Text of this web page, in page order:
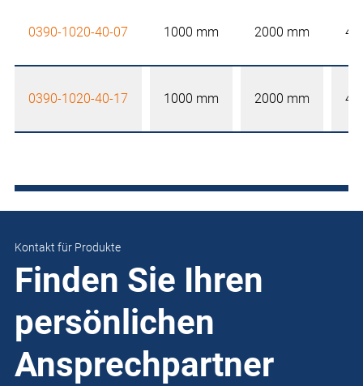
0390-1020-40-07 1000 mm 2000 mm
0390-1020-40-17 1000 mm 2000 mm
Kontakt für Produkte
Finden Sie Ihren
persönlichen
Ansprechpartner